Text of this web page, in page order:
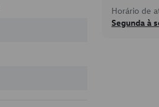
Horário de
Segunda à